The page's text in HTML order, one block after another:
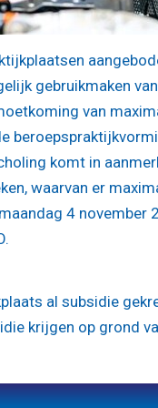
gebruikmaken van
van
komt in
waarvan er
4
al subsidie
krijgen op grond